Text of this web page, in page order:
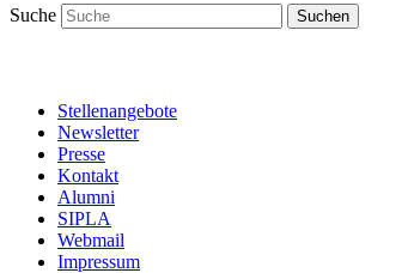
Suche
Stellenangebote
Newsletter
Presse
Kontakt
Alumni
SIPLA
Webmail
Impressum